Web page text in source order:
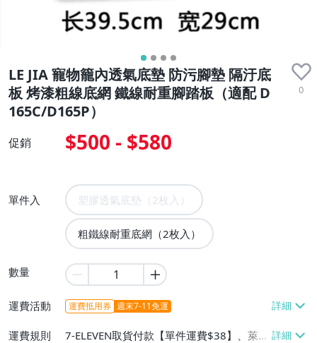
LE JIA 寵物籠內透氣底墊 防污腳墊 隔汙底
板 烤漆粗線底網 鐵線耐重腳踏板（適配 D
165C/D165P）
0
促銷 $500 - $580
單件入 塑膠透氣底墊（2枚入）
粗鐵線耐重底網（2枚入）
數量
運費活動 運費抵用券 週末7-11免運
運費規則
7-ELEVEN取貨付款【單件運費$38】、萊爾